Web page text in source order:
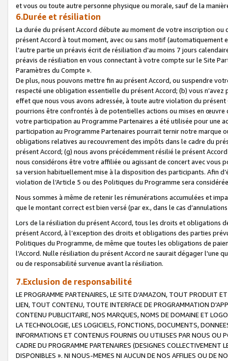
et vous ou toute autre personne physique ou morale, sauf de la
6.Durée et résiliation
La durée du présent Accord débute au moment de votre inscription
présent Accord à tout moment, avec ou sans motif (automatiquement
l’autre partie un préavis écrit de résiliation d’au moins 7 jours
préavis de résiliation en vous connectant à votre compte sur le Site
Paramètres du Compte ».
De plus, nous pouvons mettre fin au présent Accord, ou suspendre
respecté une obligation essentielle du présent Accord; (b) vous
effet que nous vous avons adressée, à toute autre violation du
pourrions être confrontés à de potentielles actions ou mises en
votre participation au Programme Partenaires a été utilisée pour une
participation au Programme Partenaires pourrait ternir notre marque
obligations relatives au recouvrement des impôts dans le cadre du
présent Accord; (g) nous avons précédemment résilié le présent
nous considérons être votre affiliée ou agissant de concert avec vous
sa version habituellement mise à la disposition des participants. Afin
violation de l’Article 5 ou des Politiques du Programme sera
Nous sommes à même de retenir les rémunérations accumulées et
que le montant correct est bien versé (par ex., dans le cas
Lors de la résiliation du présent Accord, tous les droits et obligations
présent Accord, à l’exception des droits et obligations des parties
Politiques du Programme, de même que toutes les obligations de
l’Accord. Nulle résiliation du présent Accord ne saurait dégager l'une
ou de responsabilité survenue avant la résiliation.
7.Exclusion de responsabilité
LE PROGRAMME PARTENAIRES, LE SITE D’AMAZON, TOUT PRODUIT
LIEN, TOUT CONTENU, TOUTE INTERFACE DE PROGRAMMATION
CONTENU PUBLICITAIRE, NOS MARQUES, NOMS DE DOMAINE ET
LA TECHNOLOGIE, LES LOGICIELS, FONCTIONS, DOCUMENTS,
INFORMATIONS ET CONTENUS FOURNIS OU UTILISES PAR NOUS OU
CADRE DU PROGRAMME PARTENAIRES (DESIGNES COLLECTIVEMENT
DISPONIBLES ». NI NOUS-MEMES NI AUCUN DE NOS AFFILIES OU DE